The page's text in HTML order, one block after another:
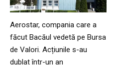
Aerostar, compania care a
făcut Bacăul vedetă pe Bursa
de Valori. Acțiunile s-au
dublat într-un an